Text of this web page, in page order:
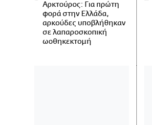
Αρκτούρος: Για πρώτη
φορά στην Ελλάδα,
αρκούδες υποβλήθηκαν
σε λαπαροσκοπική
ωοθηκεκτομή